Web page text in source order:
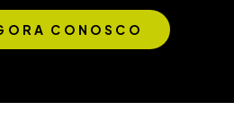
CONOSCO